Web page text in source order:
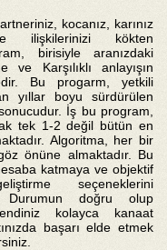
kocanız, karınız
ilişkilerinizi kökten
birisiyle aranızdaki
Karşılıklı anlayışın
Bu progarm, yetkili
yıllar boyu sürdürülen
İş bu program,
tek 1-2 değil bütün en
Algoritma, her bir
önüne almaktadır. Bu
katmaya ve objektif
seçeneklerini
Durumun doğru olup
kolayca kanaat
başarı elde etmek